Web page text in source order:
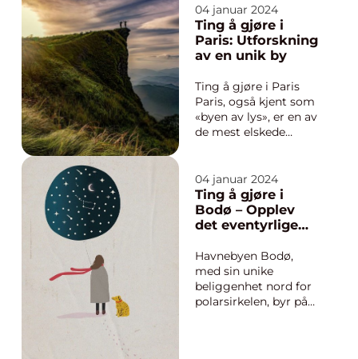
begrense søndagen til
kun å være en
hviledag når det er en
hel verden av
oppdage og glede seg
over? Denne artikkel...
04 januar 2024
Ting å gjøre i
Paris: Utforskning
av en unik by
Ting å gjøre i Paris
Paris, også kjent som
«byen av lys», er en av
de mest elskede
en uendelig mengde
opplevelser og
attraksjoner som
tiltrekker seg
mennesker fra hele
verden. Enten ...
04 januar 2024
Ting å gjøre i
Bodø – Opplev
det eventyrlige
Havnebyen Bodø,
med sin unike
beliggenhet nord for
polarsirkelen, byr på